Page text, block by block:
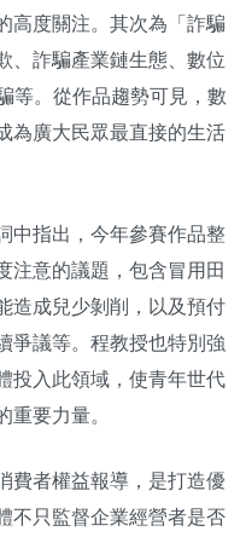
高度關注。其次為「詐騙
、詐騙產業鏈生態、數位
等。從作品趨勢可見，數
為廣大民眾最直接的生活
中指出，今年參賽作品整
注意的議題，包含冒用田
造成兒少剝削，以及預付
爭議等。程教授也特別強
投入此領域，使青年世代
重要力量。
費者權益報導，是打造優
不只監督企業經營者是否